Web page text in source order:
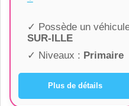
✓ Possède un
SUR-ILLE
✓ Niveaux : Primaire
Plus de détails